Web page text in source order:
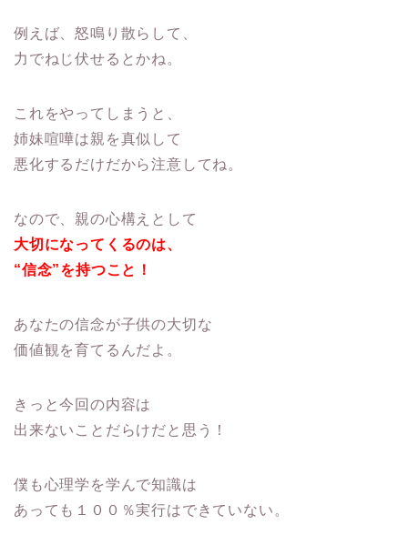
例えば、怒鳴り散らして、
力でねじ伏せるとかね。
これをやってしまうと、
姉妹喧嘩は親を真似して
悪化するだけだから注意してね。
なので、親の心構えとして
大切になってくるのは、
“信念”を持つこと！
あなたの信念が子供の大切な
価値観を育てるんだよ。
きっと今回の内容は
出来ないことだらけだと思う！
僕も心理学を学んで知識は
あっても１００％実行はできていない。